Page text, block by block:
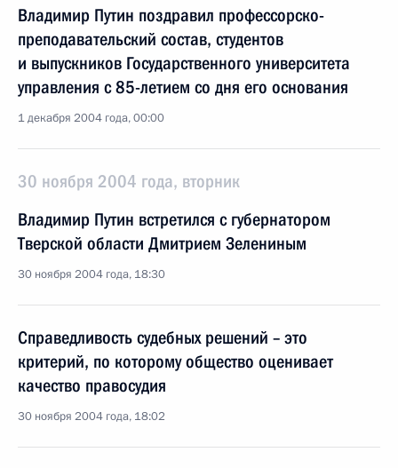
Владимир Путин поздравил профессорско-
преподавательский состав, студентов
и выпускников Государственного университета
управления с 85-летием со дня его основания
1 декабря 2004 года, 00:00
30 ноября 2004 года, вторник
Владимир Путин встретился с губернатором
Тверской области Дмитрием Зелениным
30 ноября 2004 года, 18:30
Справедливость судебных решений – это
критерий, по которому общество оценивает
качество правосудия
30 ноября 2004 года, 18:02